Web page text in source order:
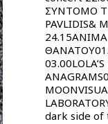
ΣΥΝΤΟΜΟ
PAVLIDIS&
dark side of